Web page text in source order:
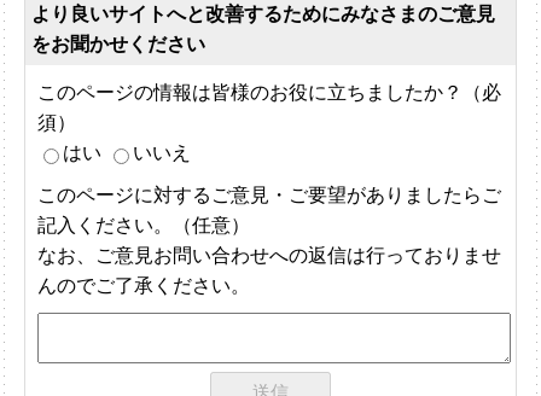
より良いサイトへと改善するためにみなさまのご意見
をお聞かせください
このページの情報は皆様のお役に立ちましたか？（必
須）
はい
いいえ
このページに対するご意見・ご要望がありましたらご
記入ください。（任意）
なお、ご意見お問い合わせへの返信は行っておりませ
んのでご了承ください。